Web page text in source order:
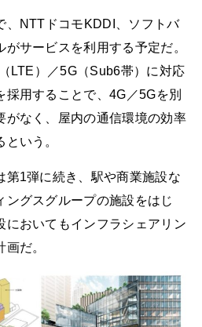
、NTTドコモKDDI、ソフトバ
サービスを利用する予定だ。
LTE）／5G（Sub6帯）に対応
採用することで、4G／5Gを別
がなく、屋内の通信環境の効率
いう。
第1弾に続き、駅や商業施設な
ングスグループの施設をはじ
においてもインフラシェアリン
だ。